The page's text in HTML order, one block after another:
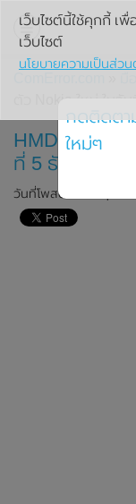
HMD Global
ที่ 5 ธันวาคม
วันที่โพสต์: 26 พฤศจิกา
เว็บไซต์นี้ใช้คุกกี้ เ
เว็บไซต์
นโยบายความเป็นส่ว
กดติดตา
ใหม่ๆ